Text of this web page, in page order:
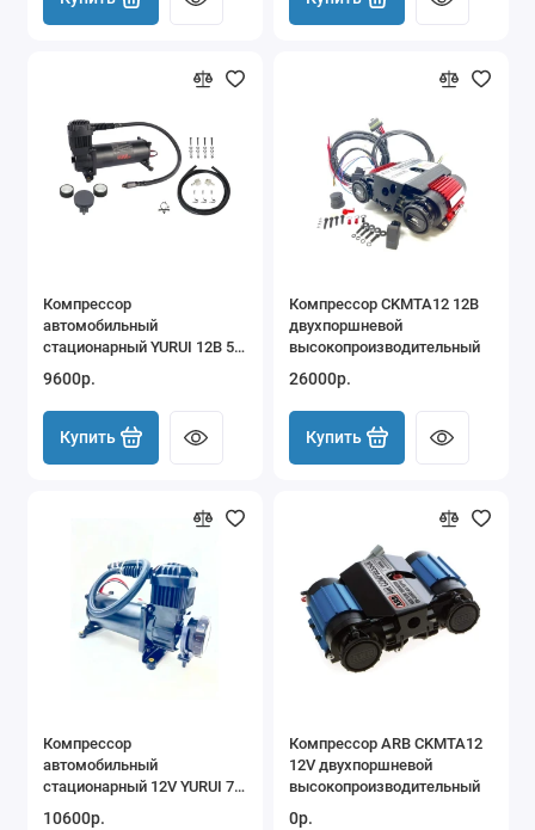
Компрессор
автомобильный
стационарный YURUI 12В 50
9600р.
Купить
Компрессор CKMTA12 12В
двухпоршневой
высокопроизводительный
26000р.
Купить
Компрессор
автомобильный
стационарный 12V YURUI 72
10600р.
Компрессор ARB CKMTA12
12V двухпоршневой
высокопроизводительный
0р.